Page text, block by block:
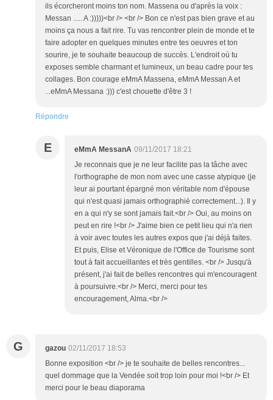
ils écorcheront moins ton nom. Massena ou d'après la voix :
Messan ..... A :)))))<br /> <br /> Bon ce n'est pas bien grave et au
moins ça nous a fait rire. Tu vas rencontrer plein de monde et te
faire adopter en quelques minutes entre tes oeuvres et ton
sourire, je te souhaite beaucoup de succès. L'endroit où tu
exposes semble charmant et lumineux, un beau cadre pour tes
collages. Bon courage eMmA Massena, eMmA Messan A et
...eMmA Messana :))) c'est chouette d'être 3 !
Répondre
E eMmA MessanA 09/11/2017 18:21
Je reconnais que je ne leur facilite pas la tâche avec
l'orthographe de mon nom avec une casse atypique (je
leur ai pourtant épargné mon véritable nom d'épouse
qui n'est quasi jamais orthographié correctement...). Il y
en a qui n'y se sont jamais fait.<br /> Oui, au moins on
peut en rire !<br /> J'aime bien ce petit lieu qui n'a rien
à voir avec toutes les autres expos que j'ai déjà faites.
Et puis, Elise et Véronique de l'Office de Tourisme sont
tout à fait accueillantes et très gentilles. <br /> Jusqu'à
présent, j'ai fait de belles rencontres qui m'encouragent
à poursuivre.<br /> Merci, merci pour tes
encouragement, Alma.<br />
G gazou 02/11/2017 18:53
Bonne exposition <br /> je te souhaite de belles rencontres...
quel dommage que la Vendée soit trop loin pour moi !<br /> Et
merci pour le beau diaporama